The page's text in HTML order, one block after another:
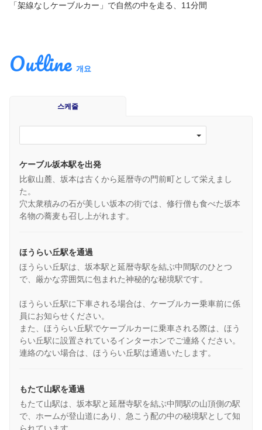
「架線なしケーブルカー」で自然の中を走る、11分間
Outline 개요
스케줄
ケーブル坂本駅を出発
比叡山麓、坂本は古くから延暦寺の門前町として栄えまし
た。
穴太衆積みの石が美しい坂本の街では、修行僧も食べた坂本
名物の蕎麦も召し上がれます。
ほうらい丘駅を通過
ほうらい丘駅は、坂本駅と延暦寺駅を結ぶ中間駅のひとつ
で、厳かな雰囲気に包まれた神秘的な秘境駅です。
ほうらい丘駅に下車される場合は、ケーブルカー乗車前に係
員にお知らせください。
また、ほうらい丘駅でケーブルカーに乗車される際は、ほう
らい丘駅に設置されているインターホンでご連絡ください。
連絡のない場合は、ほうらい丘駅は通過いたします。
もたて山駅を通過
もたて山駅は、坂本駅と延暦寺駅を結ぶ中間駅の山頂側の駅
で、ホームが登山道にあり、急こう配の中の秘境駅として知